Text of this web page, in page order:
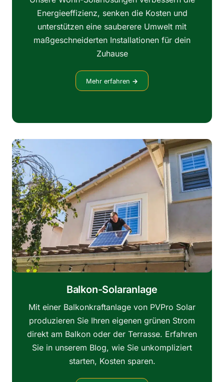
Energieeffizienz, senken die Kosten und
unterstützen eine sauberere Umwelt mit
maßgeschneiderten Installationen für dein
Zuhause
Mehr erfahren →
Balkon-Solaranlage
Mit einer Balkonkraftanlage von PVPro Solar
produzieren Sie Ihren eigenen grünen Strom
direkt am Balkon oder der Terrasse. Erfahren
Sie in unserem Blog, wie Sie unkompliziert
starten, Kosten sparen.